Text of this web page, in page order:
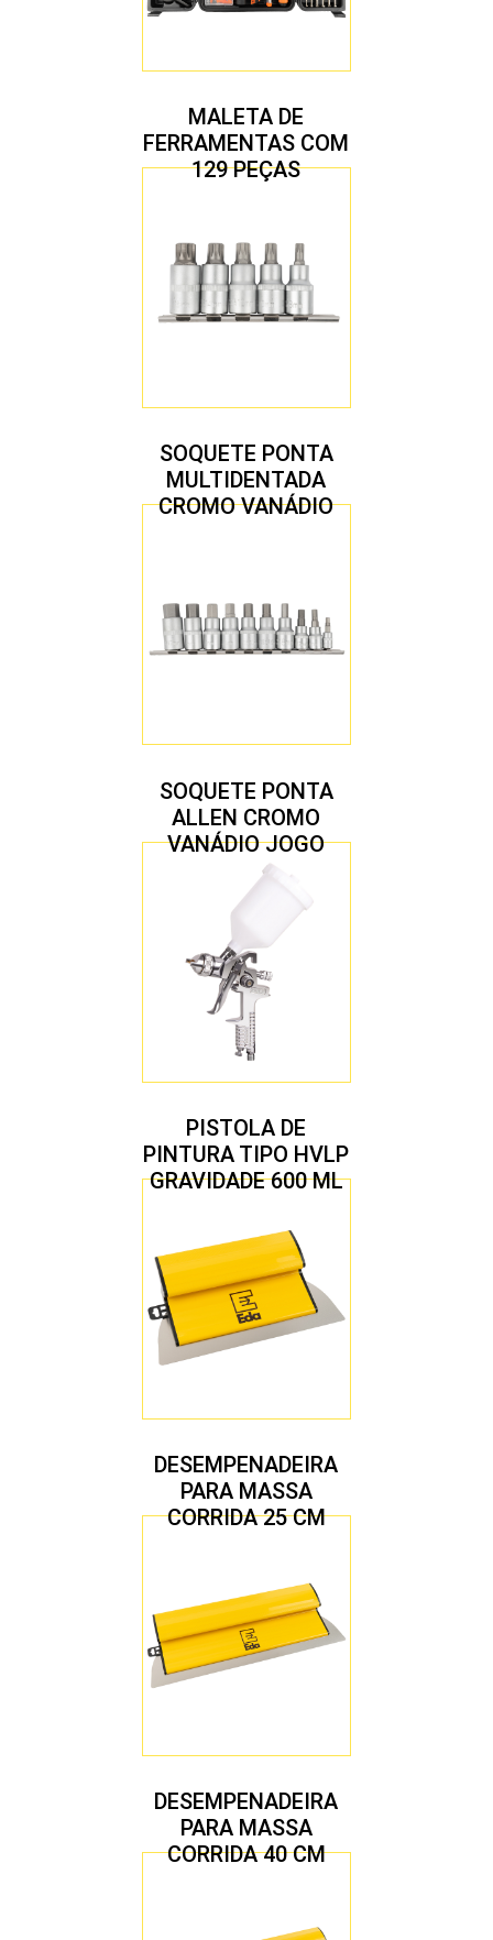
MALETA DE
FERRAMENTAS COM
129 PEÇAS
SOQUETE PONTA
MULTIDENTADA
CROMO VANÁDIO
SOQUETE PONTA
ALLEN CROMO
VANÁDIO JOGO
COM 10 PEÇAS
PISTOLA DE
PINTURA TIPO HVLP
GRAVIDADE 600 ML
1,7 MM
DESEMPENADEIRA
PARA MASSA
CORRIDA 25 CM
DESEMPENADEIRA
PARA MASSA
CORRIDA 40 CM